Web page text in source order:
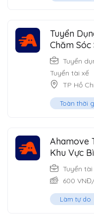
Tuyển
Chăm
Tuyển
Tuyển tài xế
TP Hồ
Toàn thời
Ahamove
Khu Vực
Tuyển tài
600 VNĐ
Làm tự do